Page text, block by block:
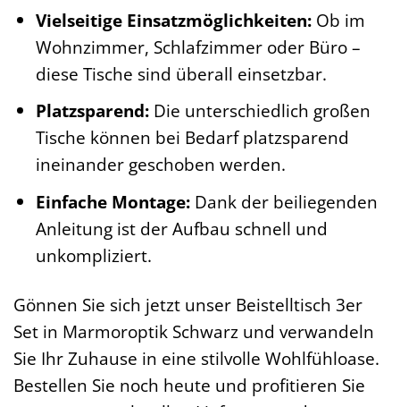
Vielseitige Einsatzmöglichkeiten:Ob im
Wohnzimmer, Schlafzimmer oder Büro –
diese Tische sind überall einsetzbar.
Platzsparend:Die unterschiedlich großen
Tische können bei Bedarf platzsparend
ineinander geschoben werden.
Einfache Montage:Dank der beiliegenden
Anleitung ist der Aufbau schnell und
unkompliziert.
Gönnen Sie sich jetzt unser Beistelltisch 3er
Set in Marmoroptik Schwarz und verwandeln
Sie Ihr Zuhause in eine stilvolle Wohlfühloase.
Bestellen Sie noch heute und profitieren Sie